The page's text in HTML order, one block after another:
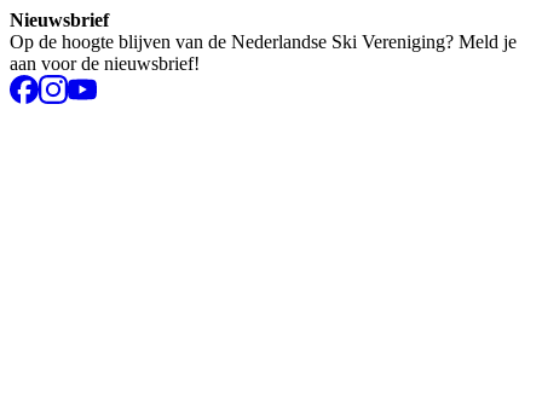
Nieuwsbrief
Op de hoogte blijven van de Nederlandse Ski Vereniging? Meld je
aan voor de nieuwsbrief!